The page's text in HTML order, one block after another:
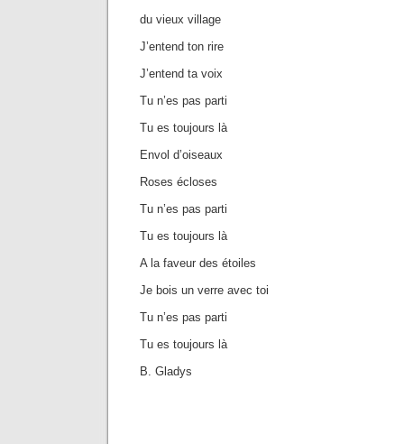
du vieux village
J’entend ton rire
J’entend ta voix
Tu n’es pas parti
Tu es toujours là
Envol d’oiseaux
Roses écloses
Tu n’es pas parti
Tu es toujours là
A la faveur des étoiles
Je bois un verre avec toi
Tu n’es pas parti
Tu es toujours là
B. Gladys